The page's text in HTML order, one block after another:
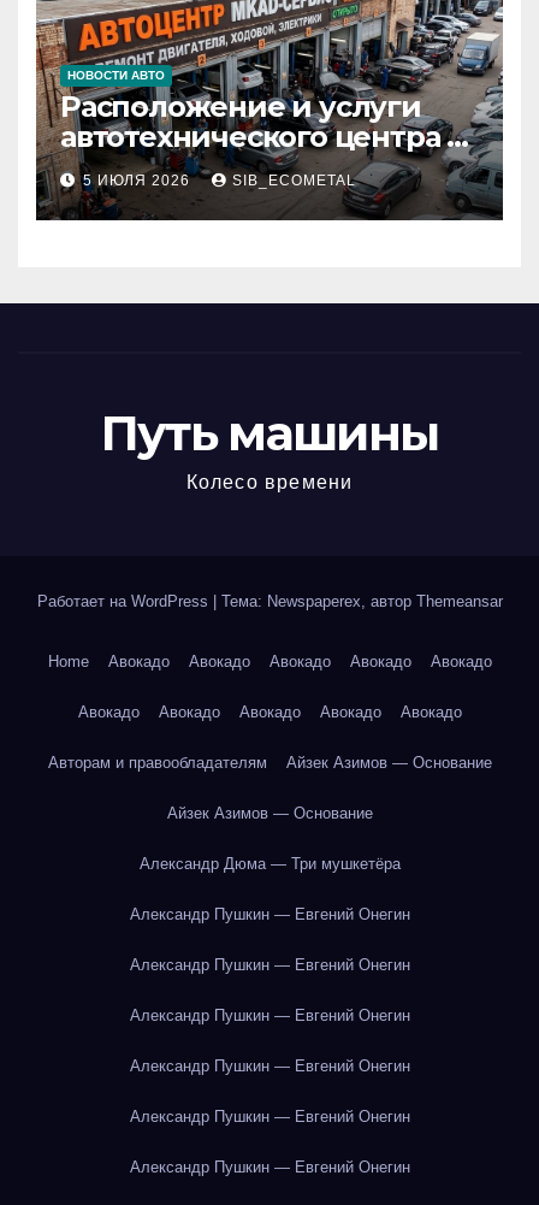
НОВОСТИ АВТО
Расположение и услуги
автотехнического центра в
районе 84-го километра
МКАД
5 ИЮЛЯ 2026 SIB_ECOMETAL
Путь машины
Колесо времени
Работает на WordPress Тема: Newspaperex, автор Themeansar
Home Авокадо Авокадо Авокадо Авокадо Авокадо
Авокадо Авокадо Авокадо Авокадо Авокадо
Авторам и правообладателям Айзек Азимов — Основание
Айзек Азимов — Основание
Александр Дюма — Три мушкетёра
Александр Пушкин — Евгений Онегин
Александр Пушкин — Евгений Онегин
Александр Пушкин — Евгений Онегин
Александр Пушкин — Евгений Онегин
Александр Пушкин — Евгений Онегин
Александр Пушкин — Евгений Онегин